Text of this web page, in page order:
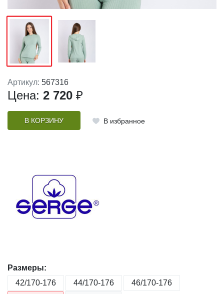
Артикул: 567316
Цена: 2 720 ₽
В КОРЗИНУ В избранное
Размеры:
42/170-176
44/170-176
46/170-176